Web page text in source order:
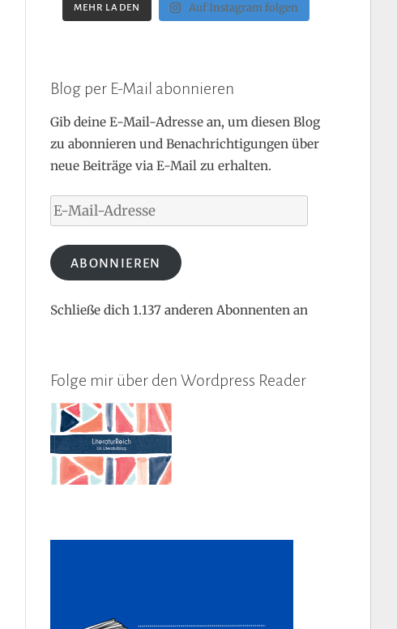
MEHR LADEN Auf Instagram folgen
Blog per E-Mail abonnieren
Gib deine E-Mail-Adresse an, um diesen Blog
zu abonnieren und Benachrichtigungen über
neue Beiträge via E-Mail zu erhalten.
E-
Mail-
Adresse
ABONNIEREN
Schließe dich 1.137 anderen Abonnenten an
Folge mir über den Wordpress Reader